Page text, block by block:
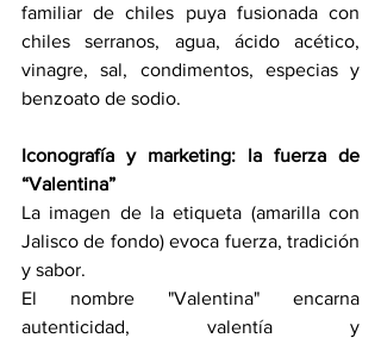
familiar de chiles puya fusionada con
chiles serranos, agua, ácido acético,
vinagre, sal, condimentos, especias y
benzoato de sodio.
Iconografía y marketing: la fuerza de
“Valentina”
La imagen de la etiqueta (amarilla con
Jalisco de fondo) evoca fuerza, tradición
y sabor.
El nombre "Valentina" encarna
autenticidad, valentía y